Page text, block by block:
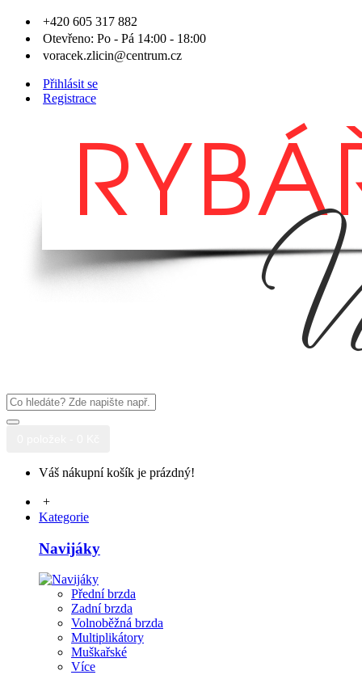
+420 605 317 882
Otevřeno: Po - Pá 14:00 - 18:00
voracek.zlicin@centrum.cz
Přihlásit se
Registrace
Váš nákupní košík je prázdný!
+
Kategorie
Navijáky
Přední brzda
Zadní brzda
Volnoběžná brzda
Multiplikátory
Muškařské
Více